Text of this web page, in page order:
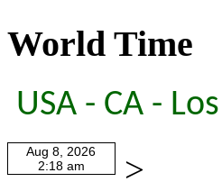
World Time
USA - CA - Los
>